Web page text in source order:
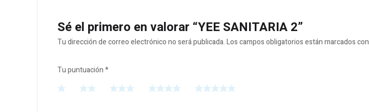
Sé el primero en valorar “YEE SANITARIA 2”
Tu dirección de correo electrónico no será publicada.Los campos obligatorios están marcados con
Tu puntuación*